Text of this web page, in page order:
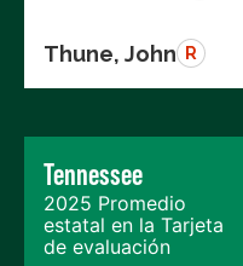
Thune, John R
Tennessee
2025 Promedio
estatal en la Tarjeta
de evaluación